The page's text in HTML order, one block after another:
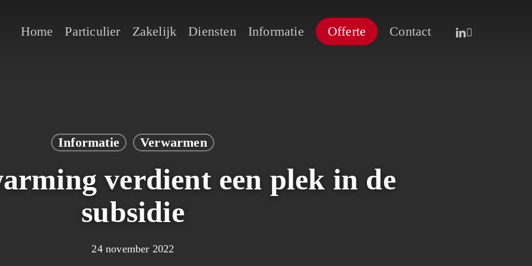
Home Particulier Zakelijk Diensten Informatie Offerte Contact linkedin
whatsapp
Informatie Verwarmen
verdient een plek in de
subsidie
24 november 2022